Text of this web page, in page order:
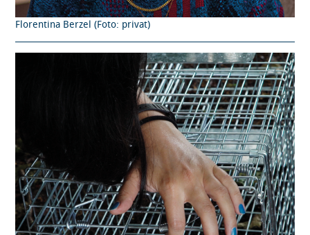
Florentina Berzel (Foto: privat)